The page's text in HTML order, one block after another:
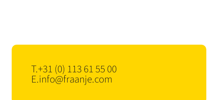
T.+31 (0) 113 61 55 00
E.info@fraanje.com